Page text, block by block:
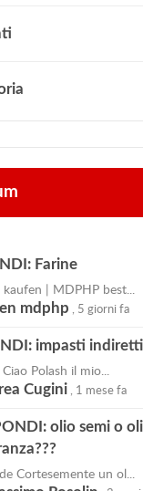
Farine
| MDPHP best...
mdphp , 5 giorni fa
impasti indiretti
Polash il mio...
Cugini , 1 mese fa
olio semi o
Cortesemente un ol...